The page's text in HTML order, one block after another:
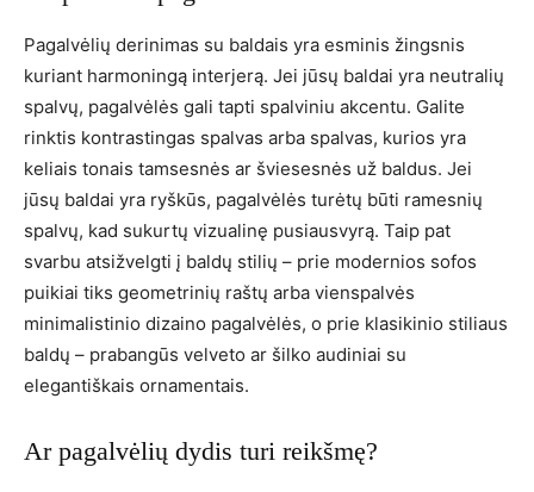
Pagalvėlių derinimas su baldais yra esminis žingsnis
kuriant harmoningą interjerą. Jei jūsų baldai yra neutralių
spalvų, pagalvėlės gali tapti spalviniu akcentu. Galite
rinktis kontrastingas spalvas arba spalvas, kurios yra
keliais tonais tamsesnės ar šviesesnės už baldus. Jei
jūsų baldai yra ryškūs, pagalvėlės turėtų būti ramesnių
spalvų, kad sukurtų vizualinę pusiausvyrą. Taip pat
svarbu atsižvelgti į baldų stilių – prie modernios sofos
puikiai tiks geometrinių raštų arba vienspalvės
minimalistinio dizaino pagalvėlės, o prie klasikinio stiliaus
baldų – prabangūs velveto ar šilko audiniai su
elegantiškais ornamentais.
Ar pagalvėlių dydis turi reikšmę?